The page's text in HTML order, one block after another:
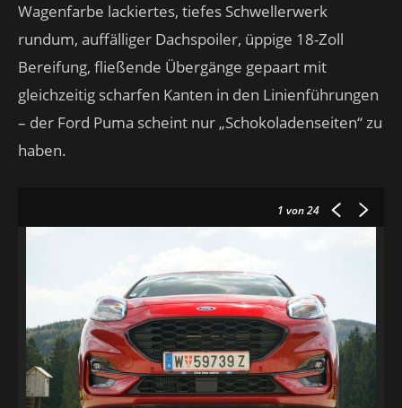
Wagenfarbe lackiertes, tiefes Schwellerwerk
rundum, auffälliger Dachspoiler, üppige 18-Zoll
Bereifung, fließende Übergänge gepaart mit
gleichzeitig scharfen Kanten in den Linienführungen
– der Ford Puma scheint nur „Schokoladenseiten“ zu
haben.
1 von 24